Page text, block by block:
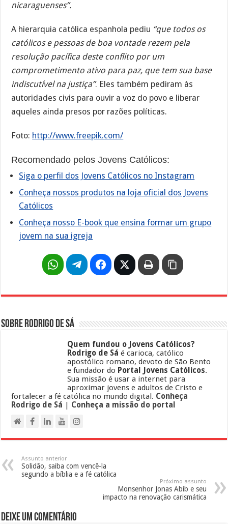
nicaraguenses”.
A hierarquia católica espanhola pediu “que todos os
católicos e pessoas de boa vontade rezem pela
resolução pacífica deste conflito por um
comprometimento ativo para paz, que tem sua base
indiscutível na justiça”. Eles também pediram às
autoridades civis para ouvir a voz do povo e liberar
aqueles ainda presos por razões políticas.
Foto: http://www.freepik.com/
Recomendado pelos Jovens Católicos:
Siga o perfil dos Jovens Católicos no Instagram
Conheça nossos produtos na loja oficial dos Jovens
Católicos
Conheça nosso E-book que ensina formar um grupo
jovem na sua igreja
Sobre Rodrigo de Sá
Quem fundou o Jovens Católicos?
Rodrigo de Sá é carioca, católico
apostólico romano, devoto de São Bento
e fundador do Portal Jovens Católicos.
Sua missão é usar a internet para
aproximar jovens e adultos de Cristo e
fortalecer a fé católica no mundo digital. Conheça
Rodrigo de Sá | Conheça a missão do portal
Assunto anterior
Solidão, saiba com vencê-la
segundo a bíblia e a fé católica
Próximo assunto
Monsenhor Jonas Abib e seu
impacto na renovação carismática
Deixe um comentário